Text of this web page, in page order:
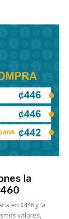
la
en ¢446 y la
valores,